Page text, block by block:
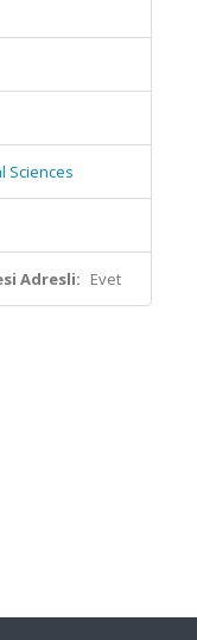
Sciences
Adresli: Evet